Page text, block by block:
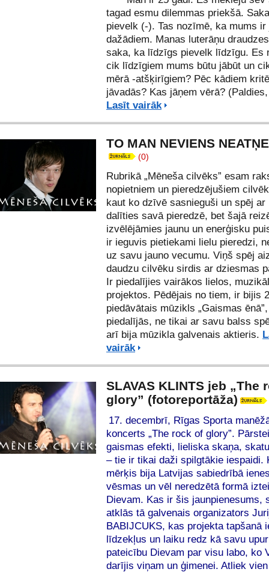
tagad esmu dilemmas priekšā.
pievelk (-). Tas nozīmē, ka mums ir
dažādiem. Manas luterāņu
saka, ka līdzīgs pievelk līdzīgu. Es
cik līdzīgiem mums būtu jābūt un
mērā -atšķirīgiem? Pēc kādiem
jāvadās? Kas jāņem vērā?
Lasīt vairāk
TO MAN NEVIENS
(0)
Rubrikā „Mēneša cilvēks” esam
nopietniem un pieredzējušiem
kaut ko dzīvē sasnieguši un spēj ar
dalīties savā pieredzē, bet šajā
izvēlējāmies jaunu un enerģisku
ir ieguvis pietiekami lielu pieredzi,
uz savu jauno vecumu. Viņš spēj
daudzu cilvēku sirdis ar dziesmas
Ir piedalījies vairākos lielos,
projektos. Pēdējais no tiem, ir bijis
piedāvātais mūzikls „Gaismas ēnā
piedalījās, ne tikai ar savu balss
arī bija mūzikla galvenais aktieris.
vairāk
SLAVAS KLINTS jeb „The
glory” (fotoreportāža)
17. decembrī, Rīgas Sporta
koncerts „The rock of glory”.
gaismas efekti, lieliska skaņa,
– tie ir tikai daži spilgtākie iespaidi.
mērķis bija Latvijas sabiedrībā
vēsmas un vēl neredzētā formā
Dievam. Kas ir šis jaunpienesums,
atklās tā galvenais organizators
BABIJCUKS, kas projekta tapšanā
līdzekļus un laiku redz kā savu
pateicību Dievam par visu labo, ko
darījis viņam un ģimenei. Atliek